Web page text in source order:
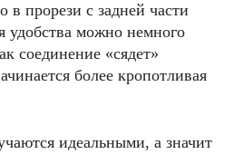
в прорези с задней части
удобства можно немного
соединение «сядет»
более кропотливая
идеальными, а значит